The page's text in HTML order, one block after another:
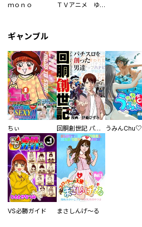
ｍｏｎｏ ＴＶアニメ ゆるキャン△ SEASON2 公式ガイドブック 野外活動記録2さつめ
ギャンブル
ちぃ 回胴創世記 パチスロを創った男達 うみんChu♡
VS必勝ガイド まさしんげ～る